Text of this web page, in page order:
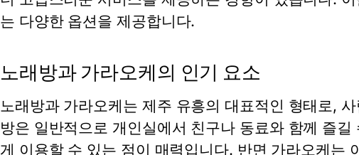
는 다양한 옵션을 제공합니다.
노래방과 가라오케의 인기 요소
노래방과 가라오케는 제주 유흥의 대표적인 형태로,
방은 일반적으로 개인실에서 친구나 동료와 함께 즐
게 이용할 수 있는 점이 매력입니다. 반면 가라오케는